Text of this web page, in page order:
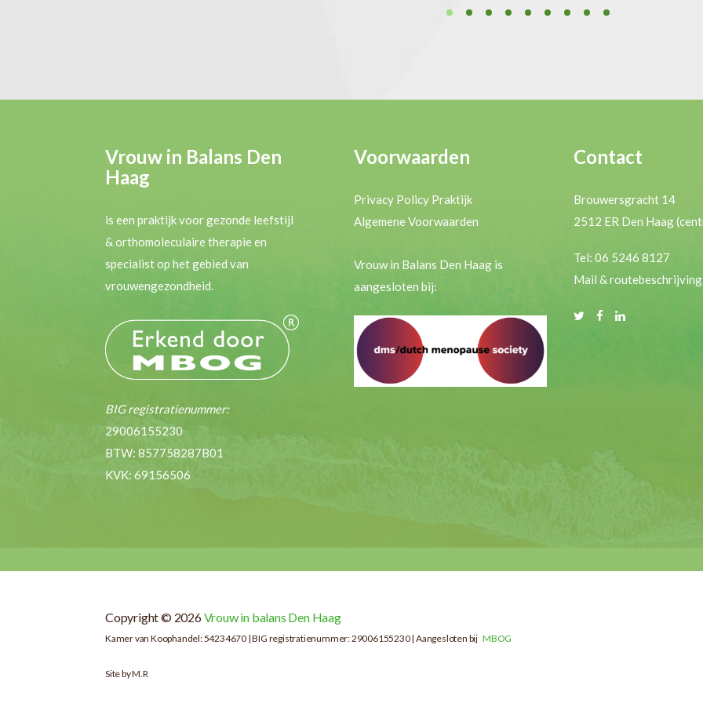
Vrouw in Balans Den
Haag
is een praktijk voor gezonde leefstijl
& orthomoleculaire therapie en
specialist op het gebied van
vrouwengezondheid.
BIG registratienummer:
29006155230
BTW: 857758287B01
KVK: 69156506
Voorwaarden
Privacy Policy Praktijk
Algemene Voorwaarden
Vrouw in Balans Den Haag is
aangesloten bij:
Contact
Brouwersgracht 14
2512 ER Den Haag
Tel: 06 5246 8127
Mail & routebeschrijving
Copyright © 2026Vrouw in balans Den Haag
Kamer van Koophandel: 54234670 | BIG registratienummer: 29006155230 | Aangesloten bij MBOG
Site by M.R